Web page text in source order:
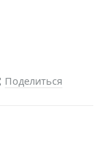
Поделиться